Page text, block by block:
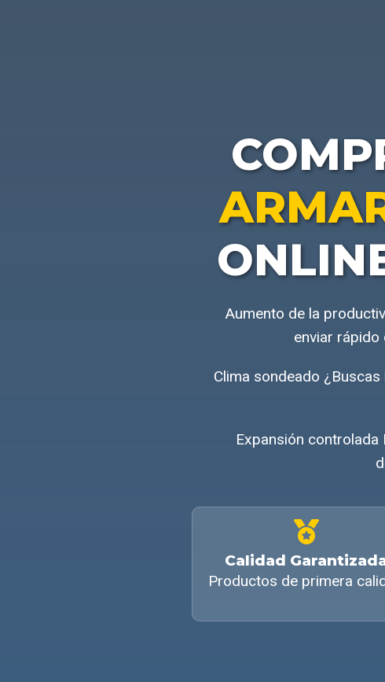
Aumento de la
enviar rápido
Clima sondeado
Expansión
Calidad
Productos de primera